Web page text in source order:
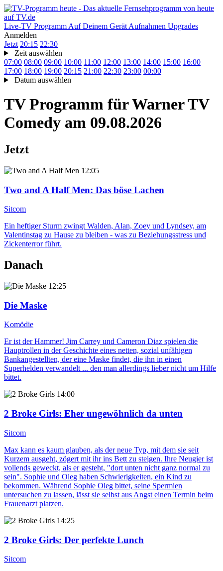
Live-TV Programm Auf Deinem Gerät Aufnahmen Upgrades
Anmelden
Jetzt 20:15 22:30
Zeit auswählen
07:00 08:00 09:00 10:00 11:00 12:00 13:00 14:00 15:00 16:00
17:00 18:00 19:00 20:15 21:00 22:30 23:00 00:00
Datum auswählen
TV Programm fürWarner TV
Comedy am 09.08.2026
Jetzt
12:05
Two and A Half Men: Das böse Lachen
Sitcom
Ein heftiger Sturm zwingt Walden, Alan, Zoey und Lyndsey, am
Valentinstag zu Hause zu bleiben - was zu Beziehungsstress und
Zickenterror führt.
Danach
12:25
Die Maske
Komödie
Er ist der Hammer! Jim Carrey und Cameron Diaz spielen die
Hauptrollen in der Geschichte eines netten, sozial unfähigen
Bankangestellten, der eine Maske findet, die ihn in einen
Superhelden verwandelt ... den man allerdings lieber nicht um Hilfe
bittet.
14:00
2 Broke Girls: Eher ungewöhnlich da unten
Sitcom
Max kann es kaum glauben, als der neue Typ, mit dem sie seit
Kurzem ausgeht, zögert mit ihr ins Bett zu steigen. Ihre Neugier ist
vollends geweckt, als er gesteht, "dort unten nicht ganz normal zu
sein". Sophie und Oleg haben Schwierigkeiten, ein Kind zu
bekommen. Während Sophie Oleg bittet, seine Spermien
untersuchen zu lassen, lässt sie selbst aus Angst einen Termin beim
Frauenarzt platzen.
14:25
2 Broke Girls: Der perfekte Lunch
Sitcom